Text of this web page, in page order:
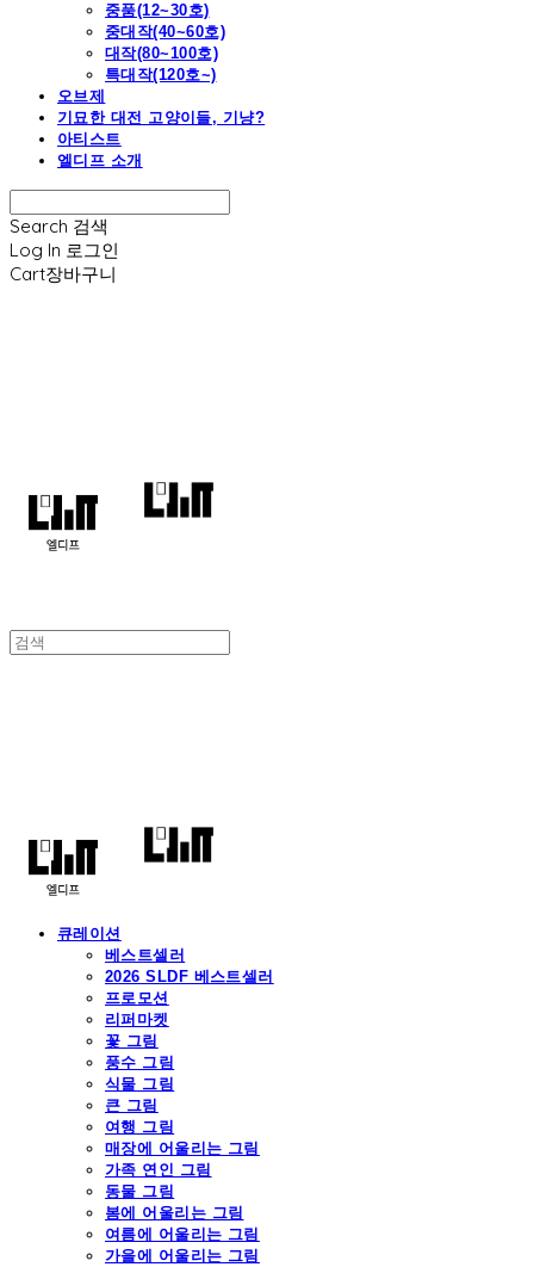
중품(12~30호)
중대작(40~60호)
대작(80~100호)
특대작(120호~)
오브제
기묘한 대전 고양이들, 기냥?
아티스트
엘디프 소개
Search 검색
Log In 로그인
Cart장바구니
큐레이션
베스트셀러
2026 SLDF 베스트셀러
프로모션
리퍼마켓
꽃 그림
풍수 그림
식물 그림
큰 그림
여행 그림
매장에 어울리는 그림
가족 연인 그림
동물 그림
봄에 어울리는 그림
여름에 어울리는 그림
가을에 어울리는 그림